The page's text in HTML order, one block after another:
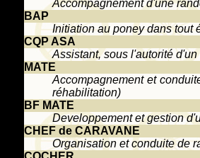
Accompagnement d'une
BAP
Initiation au poney dans tout
CQP ASA
Assistant, sous l'autorité
MATE
Accompagnement et
réhabilitation)
BF MATE
Developpement et gestion
CHEF de CARAVANE
Organisation et conduite de